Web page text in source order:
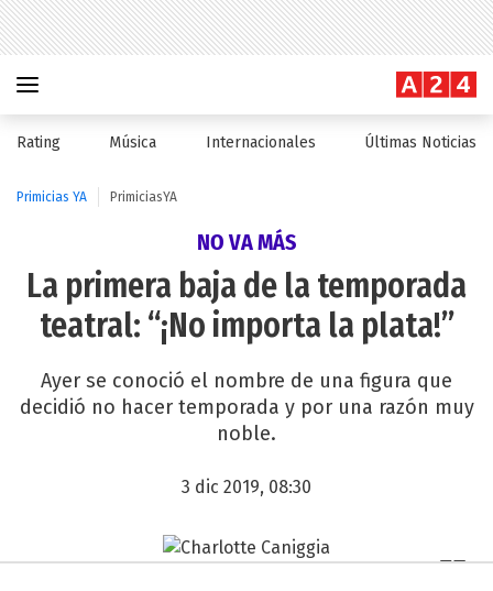
Rating Música Internacionales Últimas Noticias
Primicias YA PrimiciasYA
NO VA MÁS
La primera baja de la temporada
teatral: “¡No importa la plata!”
Ayer se conoció el nombre de una figura que
decidió no hacer temporada y por una razón muy
noble.
3 dic 2019, 08:30